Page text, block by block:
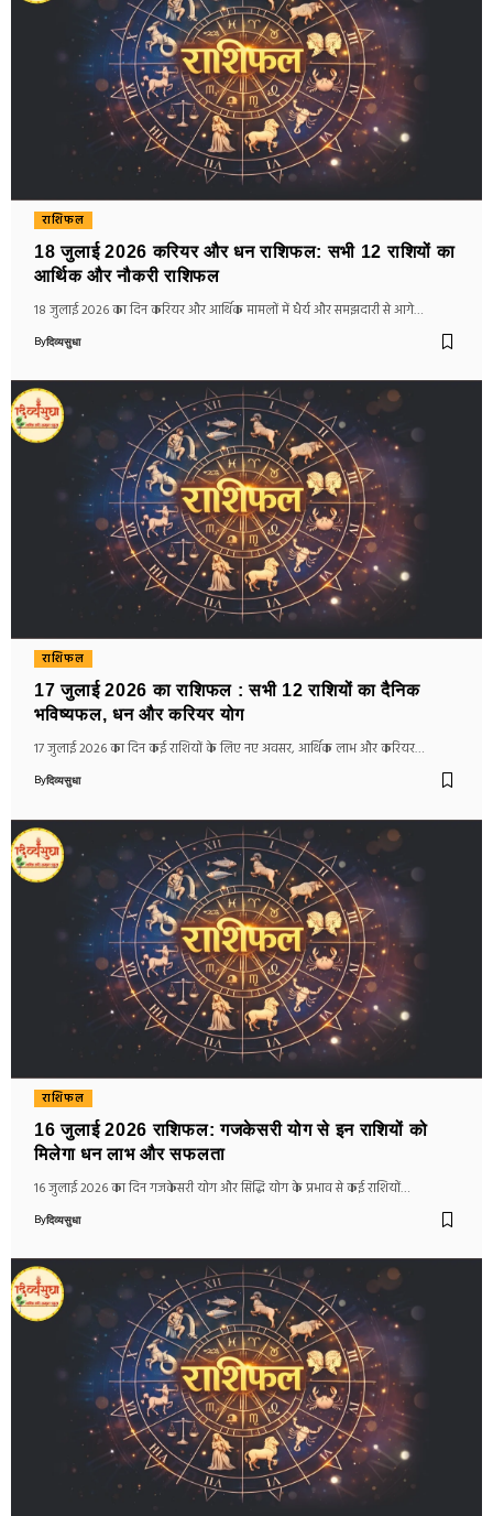
राशिफल
18 जुलाई 2026 करियर और धन राशिफल: सभी 12 राशियों का
आर्थिक और नौकरी राशिफल
18 जुलाई 2026 का दिन करियर और आर्थिक मामलों में धैर्य और समझदारी से आगे…
Byदिव्यसुधा
राशिफल
17 जुलाई 2026 का राशिफल : सभी 12 राशियों का दैनिक
भविष्यफल, धन और करियर योग
17 जुलाई 2026 का दिन कई राशियों के लिए नए अवसर, आर्थिक लाभ और करियर…
Byदिव्यसुधा
राशिफल
16 जुलाई 2026 राशिफल: गजकेसरी योग से इन राशियों को
मिलेगा धन लाभ और सफलता
16 जुलाई 2026 का दिन गजकेसरी योग और सिद्धि योग के प्रभाव से कई राशियों…
Byदिव्यसुधा